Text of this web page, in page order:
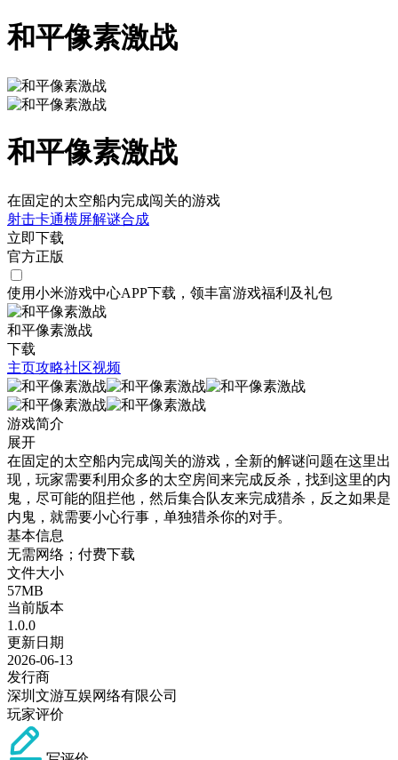
和平像素激战
和平像素激战
在固定的太空船内完成闯关的游戏
射击卡通横屏解谜合成
立即下载
官方正版
使用小米游戏中心APP下载 ，领丰富游戏福利 及礼包
和平像素激战
下载
主页攻略社区视频
游戏简介
展开
在固定的太空船内完成闯关的游戏，全新的解谜问题在这里出
现，玩家需要利用众多的太空房间来完成反杀，找到这里的内
鬼，尽可能的阻拦他，然后集合队友来完成猎杀，反之如果是
内鬼，就需要小心行事，单独猎杀你的对手。
基本信息
无需网络；付费下载
文件大小
57MB
当前版本
1.0.0
更新日期
2026-06-13
发行商
深圳文游互娱网络有限公司
玩家评价